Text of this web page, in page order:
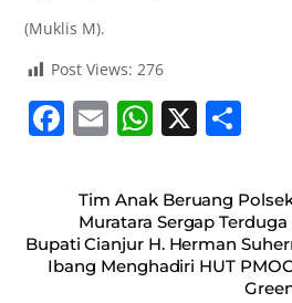
(Muklis M).
Post Views: 276
F
c
e
b
E
ai
l
W
at
s
A
X
ar
e
Tim Anak Beruang
Muratara Sergap
Bupati Cianjur H. Herman
Ibang Menghadiri HUT